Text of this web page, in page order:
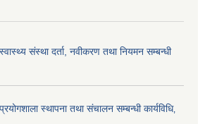
संस्था दर्ता, नवीकरण तथा नियमन सम्बन्धी
स्थापना तथा संचालन सम्बन्धी कार्यविधि‚